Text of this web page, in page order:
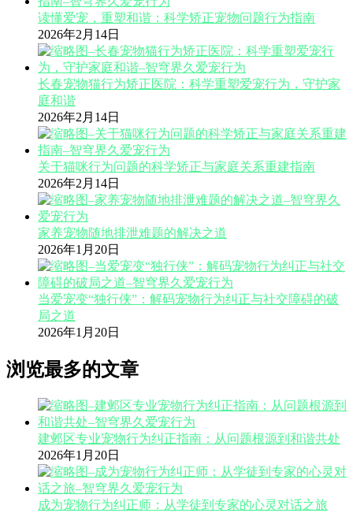
读懂爱宠，重塑和谐：科学矫正宠物问题行为指南
2026年2月14日
长春宠物猫行为矫正医院：科学重塑爱宠行为，守护家
庭和谐
2026年2月14日
关于猫咪行为问题的科学矫正与家庭关系重建指南
2026年2月14日
家养宠物随地排泄难题的解决之道
2026年1月20日
当爱宠变“独行侠”：解码宠物行为纠正与社交障碍的破
局之道
2026年1月20日
浏览最多的文章
建邺区专业宠物行为纠正指南：从问题根源到和谐共处
2026年1月20日
成为宠物行为纠正师：从学徒到专家的心灵对话之旅